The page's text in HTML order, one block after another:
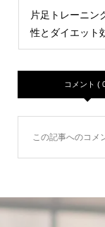
片足トレーニン
性とダイエット
コメント (
この記事へのコメ